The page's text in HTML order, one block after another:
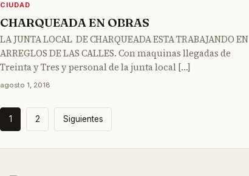
CIUDAD
CHARQUEADA EN OBRAS
LA JUNTA LOCAL DE CHARQUEADA ESTA TRABAJANDO EN
ARREGLOS DE LAS CALLES. Con maquinas llegadas de
Treinta y Tres y personal de la junta local […]
agosto 1, 2018
Paginación
de
1 2 Siguientes